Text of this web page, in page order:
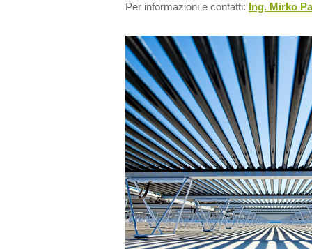
Per informazioni e contatti: Ing. Mirko